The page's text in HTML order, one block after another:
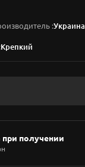
:Украина
Крепкий
при получении